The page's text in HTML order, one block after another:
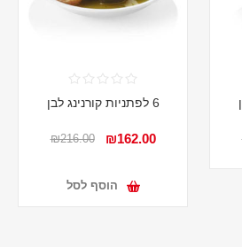
6 לפתניות קורנינג לבן
₪162.00
₪216.00
הוסף לסל